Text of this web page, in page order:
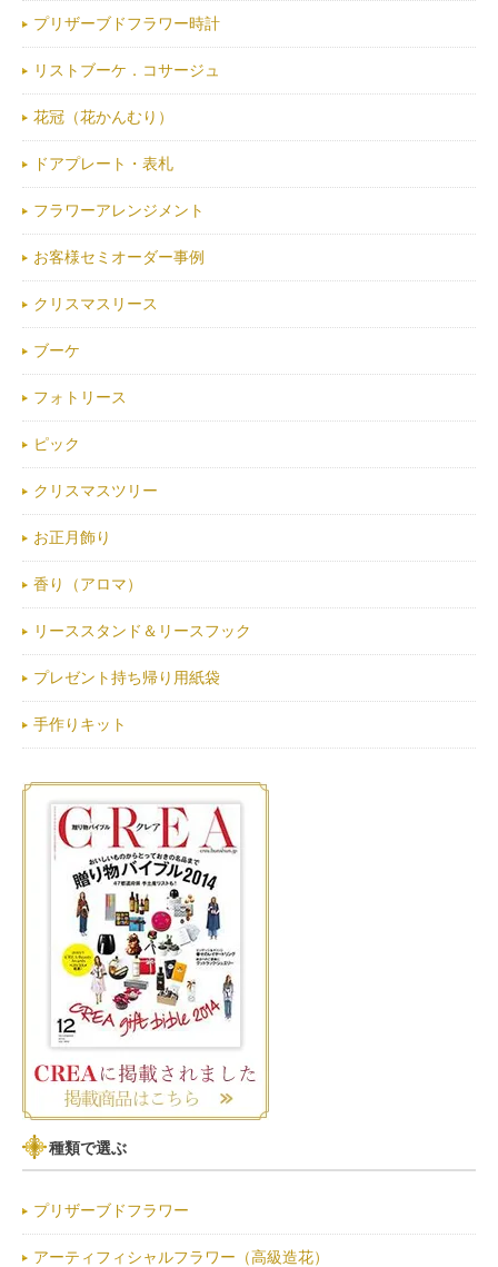
プリザーブドフラワー時計
リストブーケ．コサージュ
花冠（花かんむり）
ドアプレート・表札
フラワーアレンジメント
お客様セミオーダー事例
クリスマスリース
ブーケ
フォトリース
ピック
クリスマスツリー
お正月飾り
香り（アロマ）
リーススタンド＆リースフック
プレゼント持ち帰り用紙袋
手作りキット
種類で選ぶ
プリザーブドフラワー
アーティフィシャルフラワー（高級造花）